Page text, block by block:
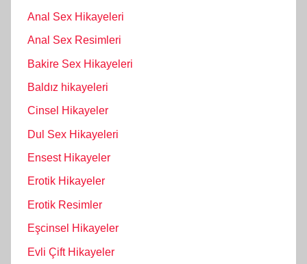
Anal Sex Hikayeleri
Anal Sex Resimleri
Bakire Sex Hikayeleri
Baldız hikayeleri
Cinsel Hikayeler
Dul Sex Hikayeleri
Ensest Hikayeler
Erotik Hikayeler
Erotik Resimler
Eşcinsel Hikayeler
Evli Çift Hikayeler